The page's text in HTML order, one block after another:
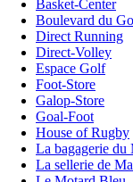
Basket-Center
Boulevard du
Direct Running
Direct-Volley
Espace Golf
Foot-Store
Galop-Store
Goal-Foot
House of Rugby
La bagagerie du
La sellerie de